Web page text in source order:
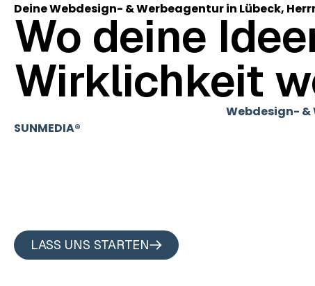
Deine Webdesign- & Werbeagentur in Lübeck,
Wo deine
Wirklichkeit
Webdesign-
SUNMEDIA®
LASS UNS STARTEN